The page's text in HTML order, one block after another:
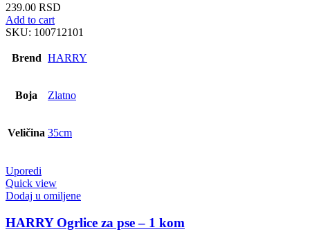
239.00 RSD
Add to cart
SKU: 100712101
Brend HARRY
Boja Zlatno
Veličina 35cm
Uporedi
Quick view
Dodaj u omiljene
HARRY Ogrlice za pse – 1 kom